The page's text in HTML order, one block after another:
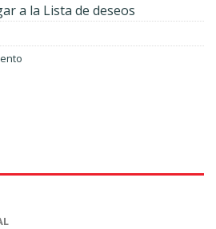
a la Lista de deseos